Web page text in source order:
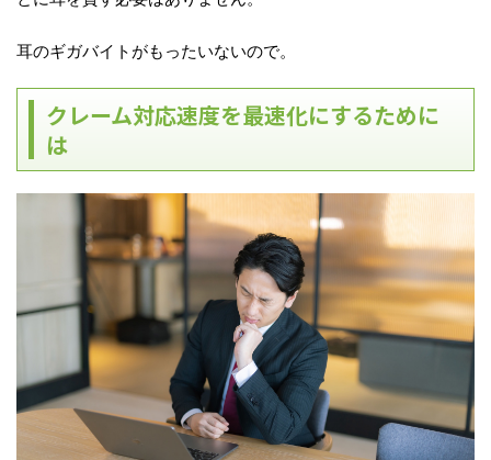
耳のギガバイトがもったいないので。
クレーム対応速度を最速化にするために
は